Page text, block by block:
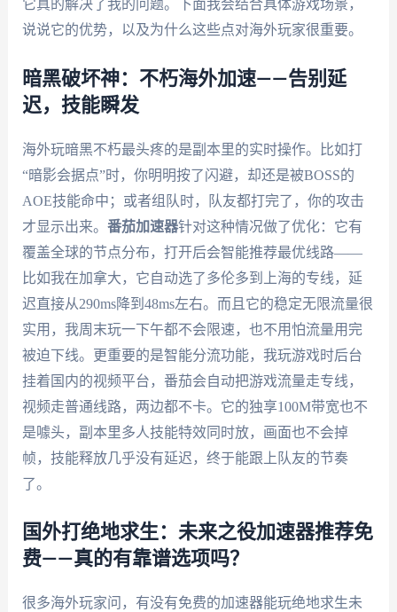
它真的解决了我的问题。下面我会结合具体游戏场景，
说说它的优势，以及为什么这些点对海外玩家很重要。
暗黑破坏神：不朽海外加速——告别延
迟，技能瞬发
海外玩暗黑不朽最头疼的是副本里的实时操作。比如打
“暗影会据点”时，你明明按了闪避，却还是被BOSS的
AOE技能命中；或者组队时，队友都打完了，你的攻击
才显示出来。 番茄加速器针对这种情况做了优化：它有
覆盖全球的节点分布，打开后会智能推荐最优线路——
比如我在加拿大，它自动选了多伦多到上海的专线，延
迟直接从290ms降到48ms左右。而且它的稳定无限流量很
实用，我周末玩一下午都不会限速，也不用怕流量用完
被迫下线。更重要的是智能分流功能，我玩游戏时后台
挂着国内的视频平台，番茄会自动把游戏流量走专线，
视频走普通线路，两边都不卡。它的独享100M带宽也不
是噱头，副本里多人技能特效同时放，画面也不会掉
帧，技能释放几乎没有延迟，终于能跟上队友的节奏
了。
国外打绝地求生：未来之役加速器推荐免
费——真的有靠谱选项吗？
很多海外玩家问，有没有免费的加速器能玩绝地求生未